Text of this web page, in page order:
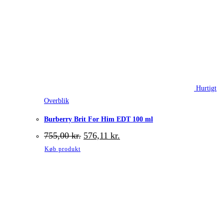
Hurtigt
Overblik
Burberry Brit For Him EDT 100 ml
755,00kr. Den
oprindelige
576,11 kr.
Køb produkt